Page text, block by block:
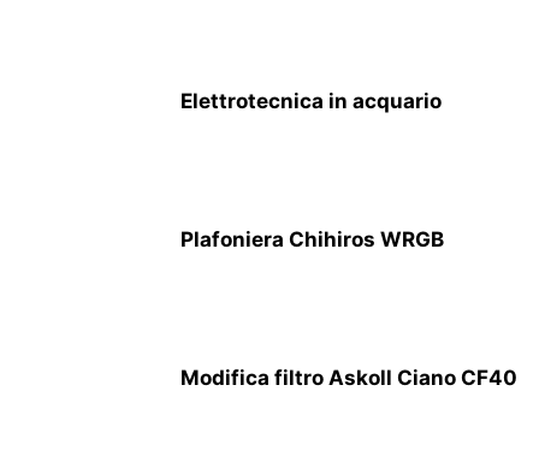
Elettrotecnica in acquario
Plafoniera Chihiros WRGB
Modifica filtro Askoll Ciano CF40